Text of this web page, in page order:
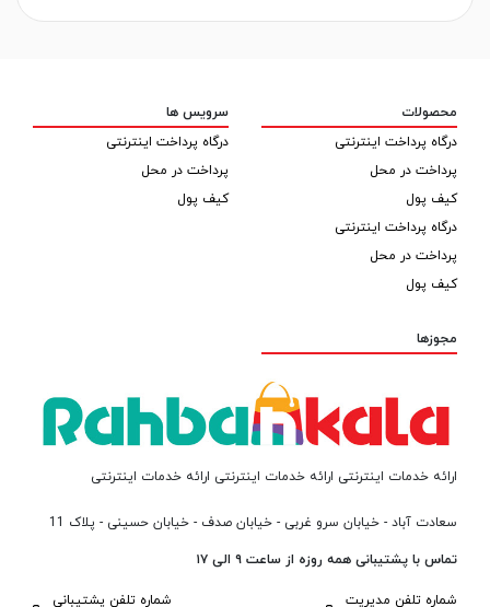
محصولات
درگاه پرداخت اینترنتی
پرداخت در محل
کیف پول
درگاه پرداخت اینترنتی
پرداخت در محل
کیف پول
سرویس ها
درگاه پرداخت اینترنتی
پرداخت در محل
کیف پول
مجوزها
ارائه خدمات اینترنتی ارائه خدمات اینترنتی ارائه خدمات اینترنتی
سعادت آباد - خیابان سرو غربی - خیابان صدف - خیابان حسینی - پلاک 11
تماس با پشتیبانی همه روزه از ساعت ۹ الی ۱۷
شماره تلفن مدیریت شماره تلفن پشتیبانی